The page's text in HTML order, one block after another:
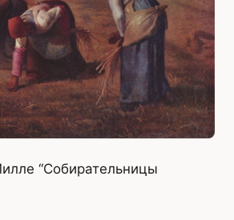
“Собирательницы